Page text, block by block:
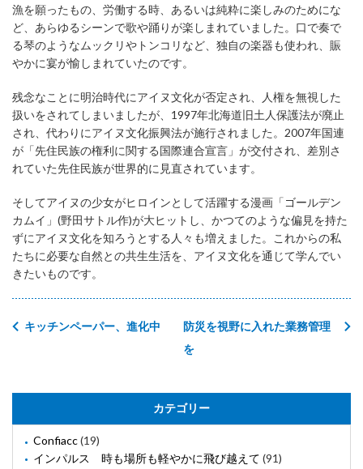
漁を願ったもの、労働する時、あるいは純粋に楽しみのためにな
ど、あらゆるシーンで歌や踊りが楽しまれていました。口で奏で
る琴のようなムックリやトンコリなど、独自の楽器も使われ、賑
やかに宴が愉しまれていたのです。
残念なことに明治時代にアイヌ文化が否定され、人権を無視した
扱いをされてしまいましたが、1997年北海道旧土人保護法が廃止
され、代わりにアイヌ文化振興法が施行されました。2007年国連
が「先住民族の権利に関する国際連合宣言」が交付され、差別さ
れていた先住民族が世界的に見直されています。
そしてアイヌの少女がヒロインとして活躍する漫画「ゴールデン
カムイ」(野田サトル作)が大ヒットし、かつてのような偏見を持た
ずにアイヌ文化を知ろうとする人々も増えました。これからの私
たちに必要な自然との共生生活を、アイヌ文化を通じて学んでい
きたいものです。
防災を視野に入れた業務管理
を
キッチンペーパー、進化中
カテゴリー
Confiacc(19)
インパルス 時も場所も軽やかに飛び越えて (91)